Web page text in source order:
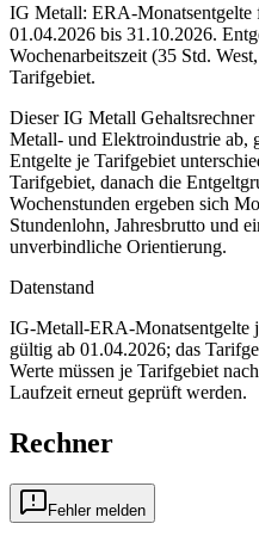
IG Metall: ERA-Monatsentgelte
01.04.2026 bis 31.10.2026.
Wochenarbeitszeit (35 Std.
Tarifgebiet.
Dieser IG Metall
Metall- und Elektroindustrie ab,
Entgelte je Tarifgebiet
Tarifgebiet, danach die
Wochenstunden ergeben sich
Stundenlohn, Jahresbrutto und
unverbindliche Orientierung.
Datenstand
IG-Metall-ERA-Monatsentgelte
gültig ab 01.04.2026; das
Werte müssen je Tarifgebiet
Laufzeit erneut geprüft werden.
Rechner
Fehler melden